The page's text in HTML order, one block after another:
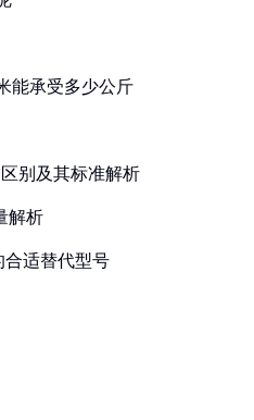
能承受多少公斤
别及其标准解析
解析
合适替代型号